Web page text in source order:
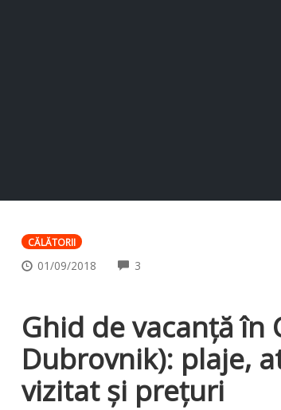
CĂLĂTORII
01/09/2018 3
Ghid de vacanță în
Dubrovnik): plaje,
vizitat și prețuri